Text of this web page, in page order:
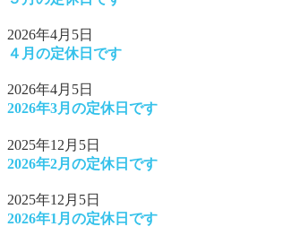
2026年4月5日
４月の定休日です
2026年4月5日
2026年3月の定休日です
2025年12月5日
2026年2月の定休日です
2025年12月5日
2026年1月の定休日です